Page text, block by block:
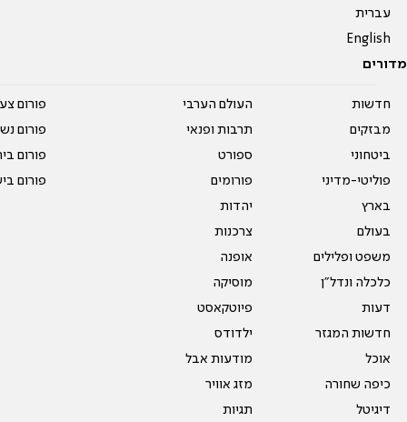
עברית
English
מדורים
חדשות
מבזקים
ביטחוני
פוליטי-מדיני
בארץ
בעולם
משפט ופלילים
כלכלה ונדל"ן
דעות
חדשות המגזר
אוכל
כיפה שחורה
דיגיטל
העולם הערבי
תרבות ופנאי
ספורט
פורומים
יהדות
צרכנות
אופנה
מוסיקה
פיוטקאסט
ילדודס
מודעות אבל
מזג אוויר
תגיות
פורום
פורום
פורום
פורום